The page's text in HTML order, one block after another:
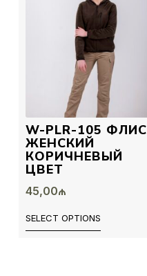
W-PLR-105 ФЛИС
ЖЕНСКИЙ
КОРИЧНЕВЫЙ
ЦВЕТ
45,00₼
SELECT OPTIONS